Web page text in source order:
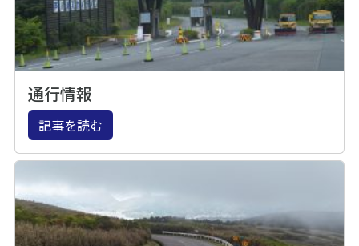
通行情報
記事を読む